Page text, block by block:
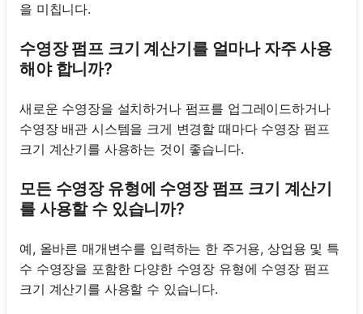
을 미칩니다.
수영장 펌프 크기 계산기를 얼마나 자주 사용
해야 합니까?
새로운 수영장을 설치하거나 펌프를 업그레이드하거나
수영장 배관 시스템을 크게 변경할 때마다 수영장 펌프
크기 계산기를 사용하는 것이 좋습니다.
모든 수영장 유형에 수영장 펌프 크기 계산기
를 사용할 수 있습니까?
예, 올바른 매개변수를 입력하는 한 주거용, 상업용 및 특
수 수영장을 포함한 다양한 수영장 유형에 수영장 펌프
크기 계산기를 사용할 수 있습니다.